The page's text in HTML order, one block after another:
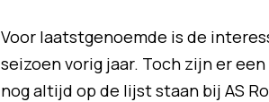
Voor laatstgenoemde is de
seizoen vorig jaar. Toch zijn er
nog altijd op de lijst staan bij AS